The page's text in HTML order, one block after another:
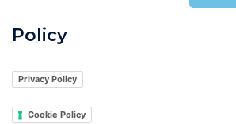
Policy
Privacy Policy
Cookie Policy